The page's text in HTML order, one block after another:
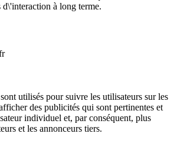
d\'interaction à long terme.
utilisés pour suivre les utilisateurs sur les
des publicités qui sont pertinentes et
individuel et, par conséquent, plus
et les annonceurs tiers.